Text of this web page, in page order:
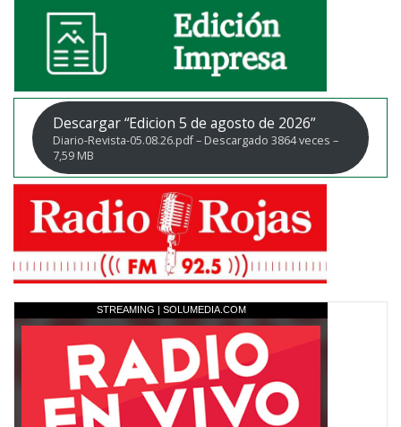
Descargar “Edicion 5 de agosto de 2026”
Diario-Revista-05.08.26.pdf – Descargado 3864 veces –
7,59 MB